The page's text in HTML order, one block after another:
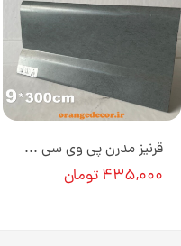
قرنیز مدرن پی وی سی طرح بتن طوسی 9 سانت کد GP514 [انبار تهران]
۴۳۵,۰۰۰ تومان